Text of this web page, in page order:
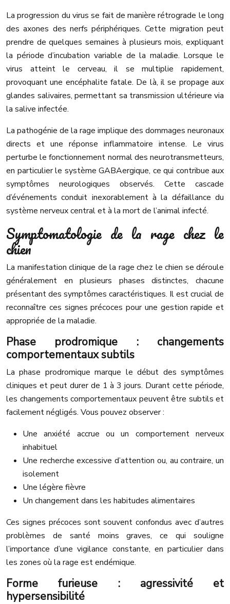
La progression du virus se fait de manière rétrograde le long
des axones des nerfs périphériques. Cette migration peut
prendre de quelques semaines à plusieurs mois, expliquant
la période d’incubation variable de la maladie. Lorsque le
virus atteint le cerveau, il se multiplie rapidement,
provoquant une encéphalite fatale. De là, il se propage aux
glandes salivaires, permettant sa transmission ultérieure via
la salive infectée.
La pathogénie de la rage implique des dommages neuronaux
directs et une réponse inflammatoire intense. Le virus
perturbe le fonctionnement normal des neurotransmetteurs,
en particulier le système GABAergique, ce qui contribue aux
symptômes neurologiques observés. Cette cascade
d’événements conduit inexorablement à la défaillance du
système nerveux central et à la mort de l’animal infecté.
Symptomatologie de la rage chez le
chien
La manifestation clinique de la rage chez le chien se déroule
généralement en plusieurs phases distinctes, chacune
présentant des symptômes caractéristiques. Il est crucial de
reconnaître ces signes précoces pour une gestion rapide et
appropriée de la maladie.
Phase prodromique : changements
comportementaux subtils
La phase prodromique marque le début des symptômes
cliniques et peut durer de 1 à 3 jours. Durant cette période,
les changements comportementaux peuvent être subtils et
facilement négligés. Vous pouvez observer :
Une anxiété accrue ou un comportement nerveux
inhabituel
Une recherche excessive d’attention ou, au contraire, un
isolement
Une légère fièvre
Un changement dans les habitudes alimentaires
Ces signes précoces sont souvent confondus avec d’autres
problèmes de santé moins graves, ce qui souligne
l’importance d’une vigilance constante, en particulier dans
les zones où la rage est endémique.
Forme furieuse : agressivité et
hypersensibilité